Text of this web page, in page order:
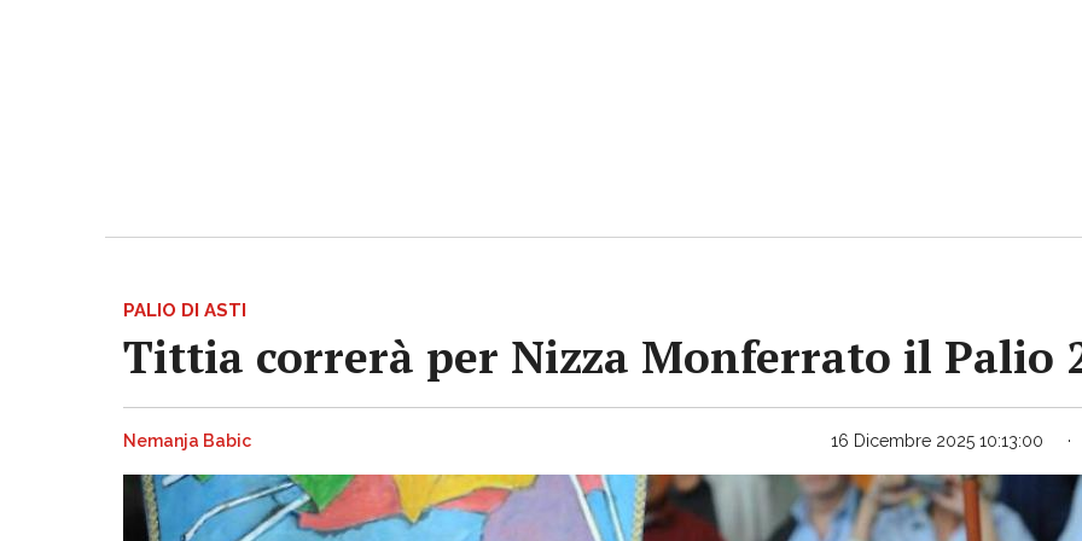
PALIO DI ASTI
Tittia correrà per Nizza Monferrato il Palio
Nemanja Babic 16 Dicembre 2025 10:13:00